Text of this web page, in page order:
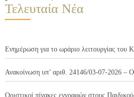
Τελευταία Νέα
Ενημέρωση για το ωράριο λειτουργίας του
Ανακοίνωση υπ’ αριθ. 24146/03-07-2026 –
Οριστικοί πίνακες εγγραφών στους